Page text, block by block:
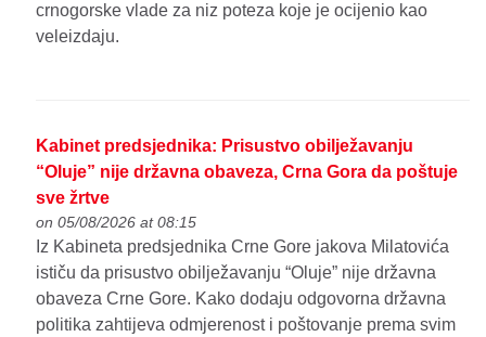
crnogorske vlade za niz poteza koje je ocijenio kao
veleizdaju.
Kabinet predsjednika: Prisustvo obilježavanju
“Oluje” nije državna obaveza, Crna Gora da poštuje
sve žrtve
on 05/08/2026 at 08:15
Iz Kabineta predsjednika Crne Gore jakova Milatovića
ističu da prisustvo obilježavanju “Oluje” nije državna
obaveza Crne Gore. Kako dodaju odgovorna državna
politika zahtijeva odmjerenost i poštovanje prema svim